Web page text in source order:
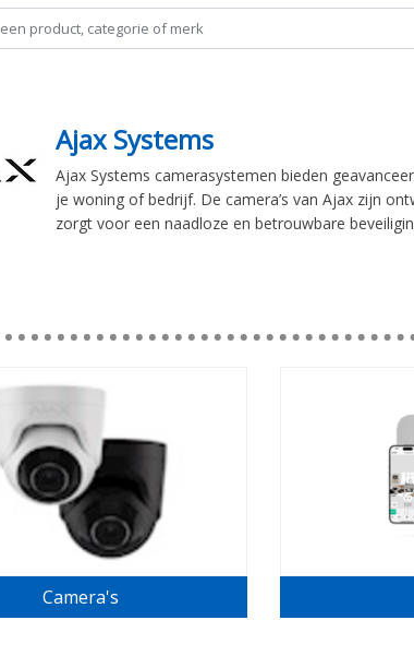
Ajax Systems
Ajax Systems camerasystemen bieden
je woning of bedrijf. De camera’s van Ajax zijn
zorgt voor een naadloze en betrouwbare
Camera's